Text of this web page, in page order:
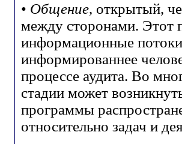
• Общение, открытый,
между сторонами. Этот
информационные
информированнее
процессе аудита. Во
стадии может
программы
относительно задач и